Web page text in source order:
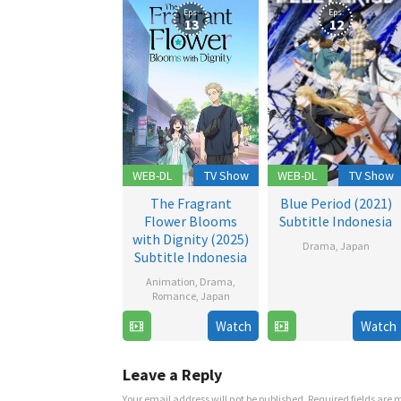
WEB-DL
Eps:
13
TV Show
The Fragrant
Flower Blooms
with Dignity (2025)
Subtitle Indonesia
Animation Drama
Romance, Japan
Watch
WEB-DL
Eps:
12
TV Show
Blue Period (2021)
Subtitle Indonesia
Drama Japan
2021
Watch
Leave a Reply